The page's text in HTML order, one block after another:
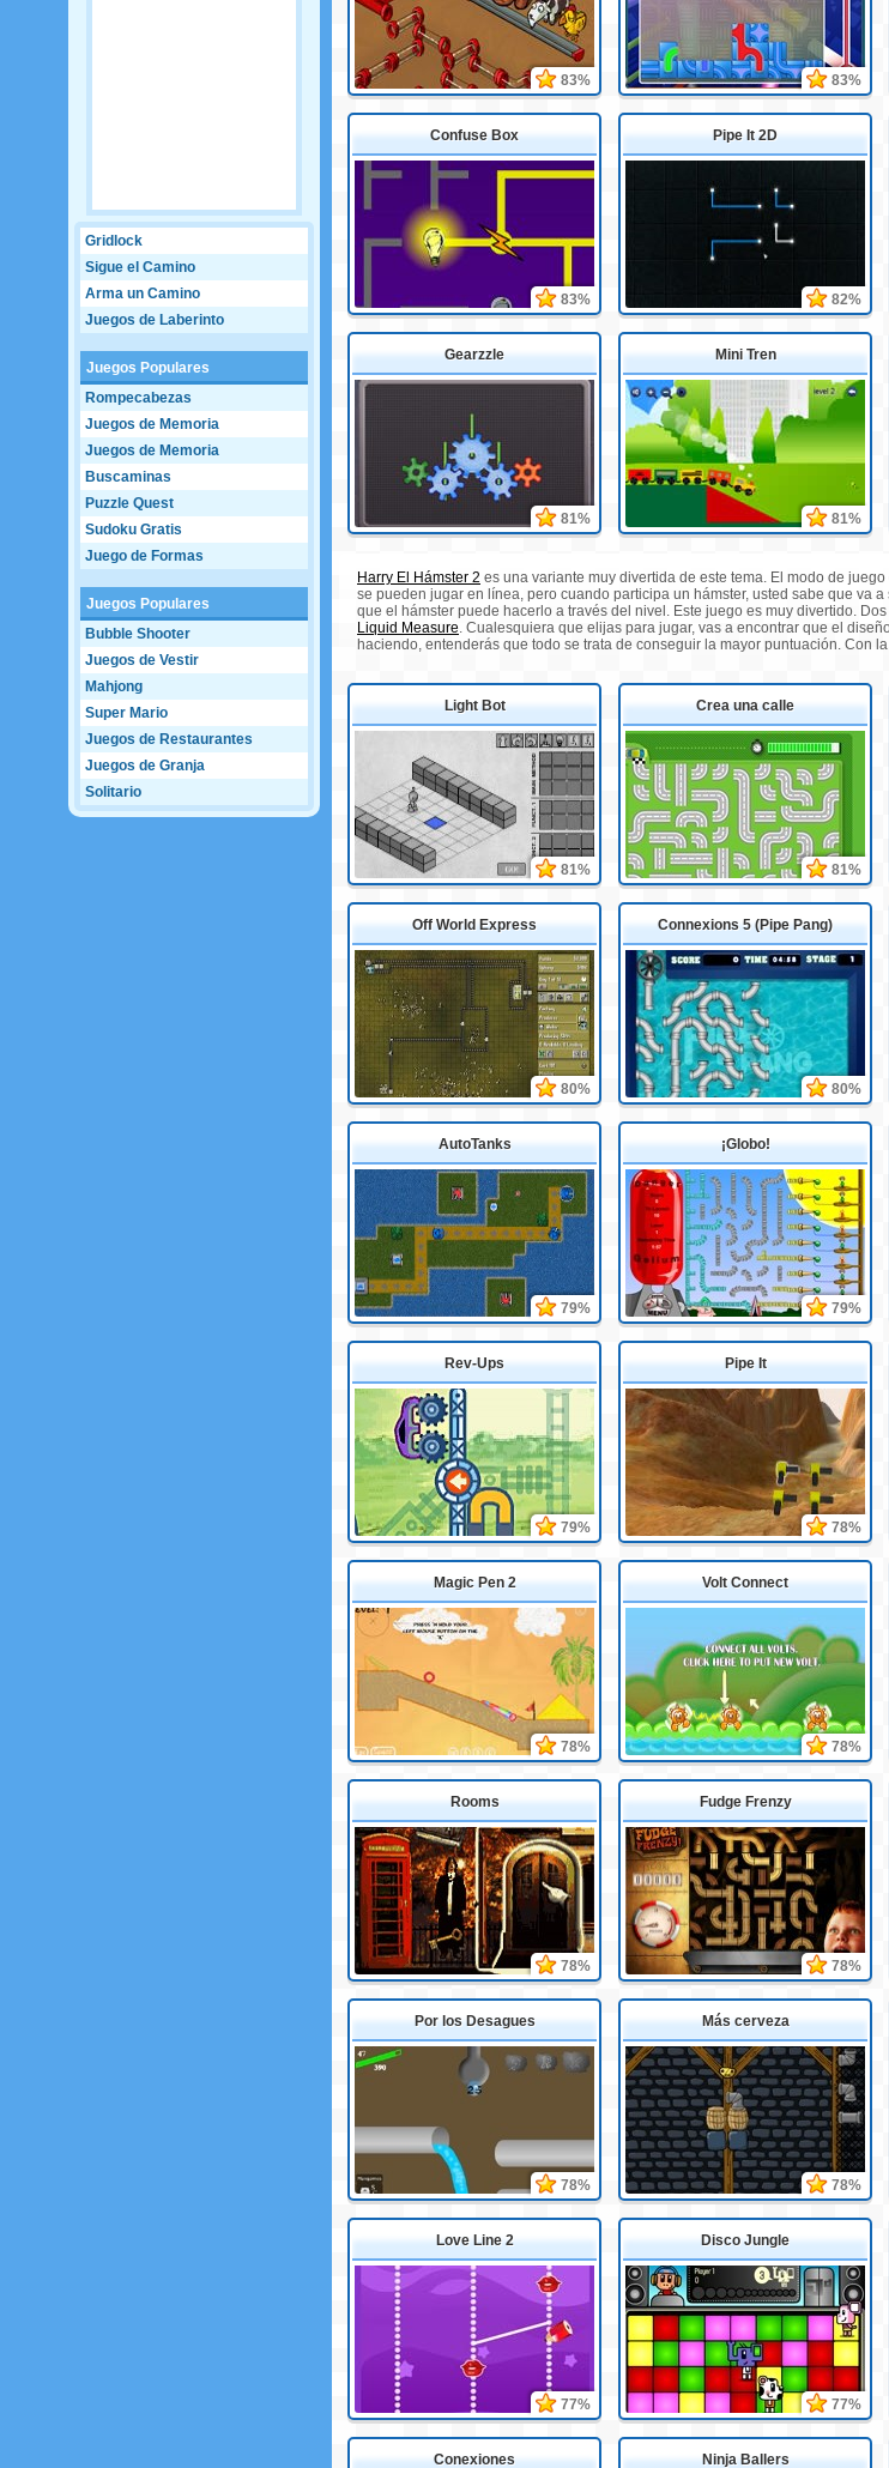
Gridlock
Sigue el Camino
Arma un Camino
Juegos de Laberinto
Juegos Populares
Rompecabezas
Juegos de Memoria
Juegos de Memoria
Buscaminas
Puzzle Quest
Sudoku Gratis
Juego de Formas
Juegos Populares
Bubble Shooter
Juegos de Vestir
Mahjong
Super Mario
Juegos de Restaurantes
Juegos de Granja
Solitario
83% 83%
Confuse Box
83%
Pipe It 2D
82%
Gearzzle
81%
Mini Tren
81%
Harry El Hámster 2 es una variante muy divertida de este tema. El modo de
se pueden jugar en línea, pero cuando participa un hámster, usted sabe que va
que el hámster puede hacerlo a través del nivel. Este juego es muy divertido.
Liquid Measure. Cualesquiera que elijas para jugar, vas a encontrar que el
haciendo, entenderás que todo se trata de conseguir la mayor puntuación. Con
Light Bot
81%
Crea una calle
81%
Off World Express
80%
Connexions 5 (Pipe Pang)
80%
AutoTanks
79%
¡Globo!
79%
Rev-Ups
79%
Pipe It
78%
Magic Pen 2
78%
Volt Connect
78%
Rooms
78%
Fudge Frenzy
78%
Por los Desagues
78%
Más cerveza
78%
Love Line 2
77%
Disco Jungle
77%
Conexiones Ninja Ballers